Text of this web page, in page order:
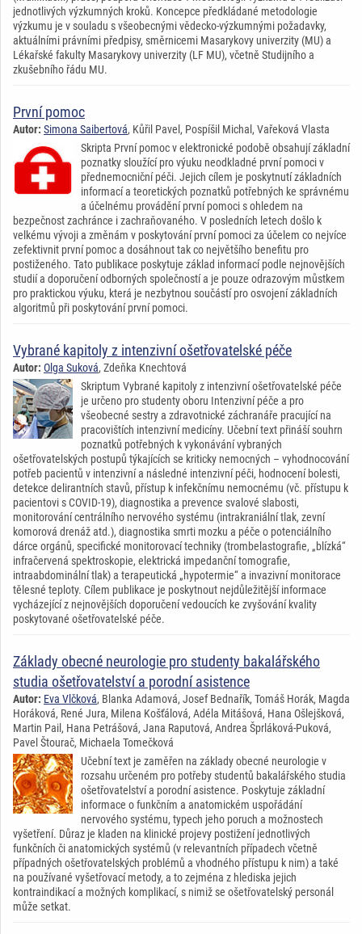
jednotlivých výzkumných kroků. Koncepce předkládané metodologie
výzkumu je v souladu s všeobecnými vědecko-výzkumnými požadavky,
aktuálními právními předpisy, směrnicemi Masarykovy univerzity (MU) a
Lékařské fakulty Masarykovy univerzity (LF MU), včetně Studijního a
zkušebního řádu MU.
První pomoc
Autor: Simona Saibertová, Kůřil Pavel, Pospíšil Michal, Vařeková Vlasta
Skripta První pomoc v elektronické podobě obsahují základní
poznatky sloužící pro výuku neodkladné první pomoci v
přednemocniční péči. Jejich cílem je poskytnutí základních
informací a teoretických poznatků potřebných ke správnému
a účelnému provádění první pomoci s ohledem na
bezpečnost zachránce i zachraňovaného. V posledních letech došlo k
velkému vývoji a změnám v poskytování první pomoci za účelem co nejvíce
zefektivnit první pomoc a dosáhnout tak co největšího benefitu pro
postiženého. Tato publikace poskytuje základ informací podle nejnovějších
studií a doporučení odborných společností a je pouze odrazovým můstkem
pro praktickou výuku, která je nezbytnou součástí pro osvojení základních
algoritmů při poskytování první pomoci.
Vybrané kapitoly z intenzivní ošetřovatelské péče
Autor: Olga Suková, Zdeňka Knechtová
Skriptum Vybrané kapitoly z intenzivní ošetřovatelské péče
je určeno pro studenty oboru Intenzivní péče a pro
všeobecné sestry a zdravotnické záchranáře pracující na
pracovištích intenzivní medicíny. Učební text přináší souhrn
poznatků potřebných k vykonávání vybraných
ošetřovatelských postupů týkajících se kriticky nemocných – vyhodnocování
potřeb pacientů v intenzivní a následné intenzivní péči, hodnocení bolesti,
detekce delirantních stavů, přístup k infekčnímu nemocnému (vč. přístupu k
pacientovi s COVID-19), diagnostika a prevence svalové slabosti,
monitorování centrálního nervového systému (intrakraniální tlak, zevní
komorová drenáž atd.), diagnostika smrti mozku a péče o potenciálního
dárce orgánů, specifické monitorovací techniky (trombelastografie, „blízká“
infračervená spektroskopie, elektrická impedanční tomografie,
intraabdominální tlak) a terapeutická „hypotermie“ a invazivní monitorace
tělesné teploty. Cílem publikace je poskytnout nejdůležitější informace
vycházející z nejnovějších doporučení vedoucích ke zvyšování kvality
poskytované ošetřovatelské péče.
Základy obecné neurologie pro studenty bakalářského
studia ošetřovatelství a porodní asistence
Autor: Eva Vlčková, Blanka Adamová, Josef Bednařík, Tomáš Horák, Magda
Horáková, René Jura, Milena Košťálová, Adéla Mitášová, Hana Ošlejšková,
Martin Pail, Hana Petrášová, Jana Raputová, Andrea Šprláková-Puková,
Pavel Štourač, Michaela Tomečková
Učební text je zaměřen na základy obecné neurologie v
rozsahu určeném pro potřeby studentů bakalářského studia
ošetřovatelství a porodní asistence. Poskytuje základní
informace o funkčním a anatomickém uspořádání
nervového systému, typech jeho poruch a možnostech
vyšetření. Důraz je kladen na klinické projevy postižení jednotlivých
funkčních či anatomických systémů (v relevantních případech včetně
případných ošetřovatelských problémů a vhodného přístupu k nim) a také
na používané vyšetřovací metody, a to zejména z hlediska jejich
kontraindikací a možných komplikací, s nimiž se ošetřovatelský personál
může setkat.